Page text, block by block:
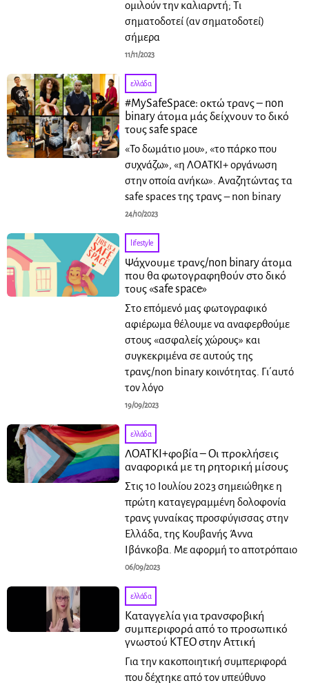
ομιλούν την καλιαρντή; Τι
σηματοδοτεί (αν σηματοδοτεί)
σήμερα
11/11/2023
ελλάδα
#MySafeSpace: οκτώ τρανς – non
binary άτομα μάς δείχνουν το δικό
τους safe space
«To δωμάτιο μου», «το πάρκο που
συχνάζω», «η ΛΟΑΤΚΙ+ οργάνωση
στην οποία ανήκω». Αναζητώντας τα
safe spaces της τρανς – non binary
24/10/2023
lifestyle
Ψάχνουμε τρανς/non binary άτομα
που θα φωτογραφηθούν στο δικό
τους «safe space»
Στο επόμενό μας φωτογραφικό
αφιέρωμα θέλουμε να αναφερθούμε
στους «ασφαλείς χώρους» και
συγκεκριμένα σε αυτούς της
τρανς/non binary κοινότητας. Γι΄αυτό
τον λόγο
19/09/2023
ελλάδα
ΛΟΑΤΚΙ+φοβία – Οι προκλήσεις
αναφορικά με τη ρητορική μίσους
Στις 10 Ιουλίου 2023 σημειώθηκε η
πρώτη καταγεγραμμένη δολοφονία
τρανς γυναίκας προσφύγισσας στην
Ελλάδα, της Κουβανής Άννα
Ιβάνκοβα. Με αφορμή το αποτρόπαιο
06/09/2023
ελλάδα
Καταγγελία για τρανσφοβική
συμπεριφορά από το προσωπικό
γνωστού ΚΤΕΟ στην Αττική
Για την κακοποιητική συμπεριφορά
που δέχτηκε από τον υπεύθυνο